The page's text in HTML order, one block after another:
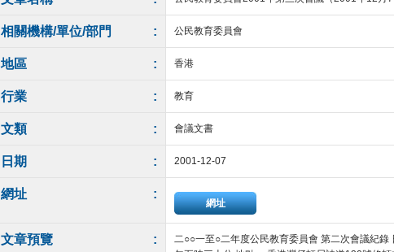
相關機構/單位/部門 : 公民教育委員會
地區 : 香港
行業 : 教育
文類 : 會議文書
日期 : 2001-12-07
網址 :
網址
文章預覽 :
二○○一至○二年度公民教育委員會 第二次會議紀